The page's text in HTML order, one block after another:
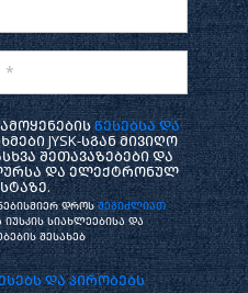
*
წესებსა და
JYSK-სგან მივიღო
შეთავაზებები და
და ელექტრონულ
დროს შეგიძლიათ
სიახლეებისა და
შესახებ
და პირობებს